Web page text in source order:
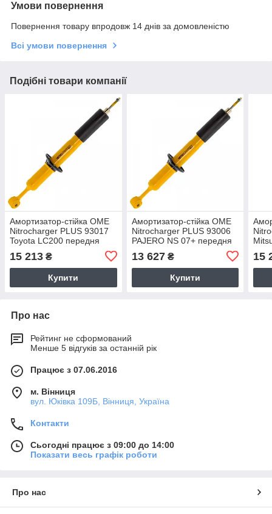
Умови повернення
Повернення товару впродовж 14 днів за домовленістю
Всі умови повернення
Подібні товари компанії
Амортизатор-стійка OME
Nitrocharger PLUS 93017
Toyota LC200 передня
15 213 ₴
Купити
Амортизатор-стійка OME
Nitrocharger PLUS 93006
PAJERO NS 07+ передня
13 627₴
Купити
15
Про нас
Рейтинг не сформований
Менше 5 відгуків за останній рік
Працює з 07.06.2016
м. Вінниця
вул. Юківка 109Б, Вінниця, Україна
Контакти
Сьогодні працює з 09:00 до 14:00
Показати весь графік роботи
Про нас